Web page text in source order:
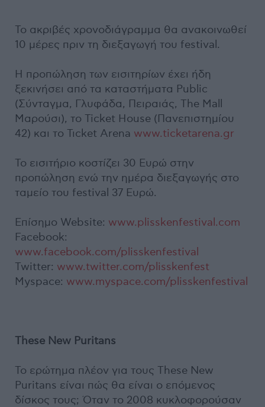
Το ακριβές χρονοδιάγραμμα θα ανακοινωθεί
10 μέρες πριν τη διεξαγωγή του festival.
Η προπώληση των εισιτηρίων έχει ήδη
ξεκινήσει από τα καταστήματα Public
(Σύνταγμα, Γλυφάδα, Πειραιάς, The Mall
Μαρούσι), το Ticket House (Πανεπιστημίου
42) και το Τιcket Arena www.ticketarena.gr
Το εισιτήριο κοστίζει 30 Ευρώ στην
προπώληση ενώ την ημέρα διεξαγωγής στο
ταμείο του festival 37 Ευρώ.
Επίσημο Website: www.plisskenfestival.com
Facebook:
www.facebook.com/plisskenfestival
Twitter: www.twitter.com/plisskenfest
Myspace: www.myspace.com/plisskenfestival
These New Puritans
Το ερώτημα πλέον για τους These New
Puritans είναι πώς θα είναι ο επόμενος
δίσκος τους; Όταν το 2008 κυκλοφορούσαν